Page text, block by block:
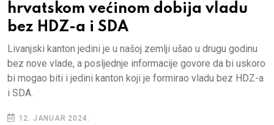
hrvatskom većinom dobija vladu
bez HDZ-a i SDA
Livanjski kanton jedini je u našoj zemlji ušao u drugu godinu
bez nove vlade, a posljednje informacije govore da bi uskoro
bi mogao biti i jedini kanton koji je formirao vladu bez HDZ-a
i SDA.
12. JANUAR 2024.